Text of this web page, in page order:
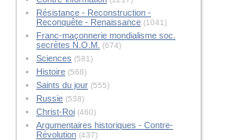
Résistance - Reconstruction -
Reconquête - Renaissance(1041)
Franc-maçonnerie mondialisme soc.
secrètes N.O.M. (674)
Sciences (581)
Histoire(568)
Saints du jour(555)
Russie(538)
Christ-Roi(460)
Argumentaires historiques - Contre-
Révolution(437)